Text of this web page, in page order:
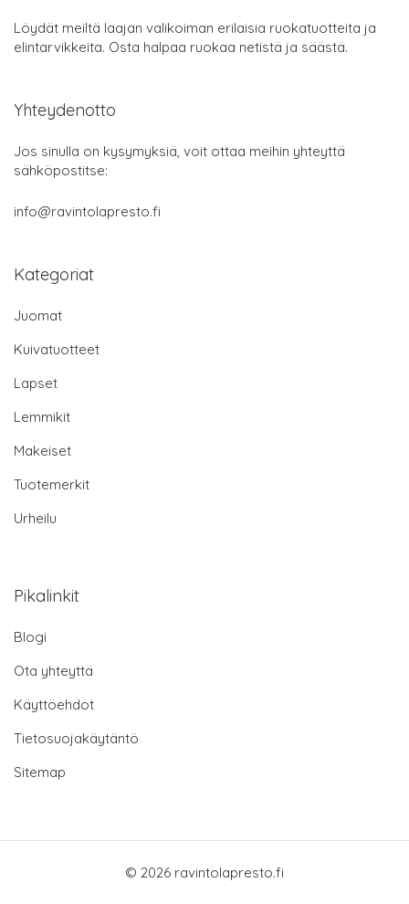
Löydät meiltä laajan valikoiman erilaisia ruokatuotteita ja
elintarvikkeita. Osta halpaa ruokaa netistä ja säästä.
Yhteydenotto
Jos sinulla on kysymyksiä, voit ottaa meihin yhteyttä
sähköpostitse:
info@ravintolapresto.fi
Kategoriat
Juomat
Kuivatuotteet
Lapset
Lemmikit
Makeiset
Tuotemerkit
Urheilu
Pikalinkit
Blogi
Ota yhteyttä
Käyttöehdot
Tietosuojakäytäntö
Sitemap
© 2026 ravintolapresto.fi